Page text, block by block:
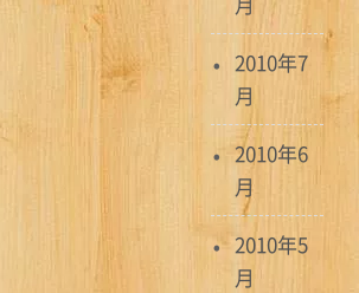
2010年7
月
2010年6
月
2010年5
月